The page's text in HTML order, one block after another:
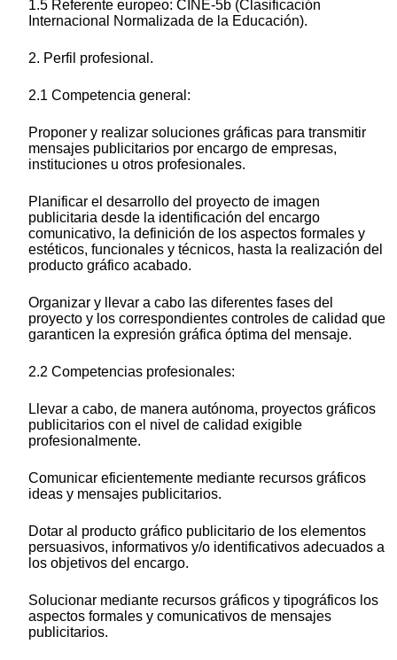
1.5 Referente europeo: CINE-5b (Clasificación
Internacional Normalizada de la Educación).
2. Perfil profesional.
2.1 Competencia general:
Proponer y realizar soluciones gráficas para transmitir
mensajes publicitarios por encargo de empresas,
instituciones u otros profesionales.
Planificar el desarrollo del proyecto de imagen
publicitaria desde la identificación del encargo
comunicativo, la definición de los aspectos formales y
estéticos, funcionales y técnicos, hasta la realización del
producto gráfico acabado.
Organizar y llevar a cabo las diferentes fases del
proyecto y los correspondientes controles de calidad que
garanticen la expresión gráfica óptima del mensaje.
2.2 Competencias profesionales:
Llevar a cabo, de manera autónoma, proyectos gráficos
publicitarios con el nivel de calidad exigible
profesionalmente.
Comunicar eficientemente mediante recursos gráficos
ideas y mensajes publicitarios.
Dotar al producto gráfico publicitario de los elementos
persuasivos, informativos y/o identificativos adecuados a
los objetivos del encargo.
Solucionar mediante recursos gráficos y tipográficos los
aspectos formales y comunicativos de mensajes
publicitarios.